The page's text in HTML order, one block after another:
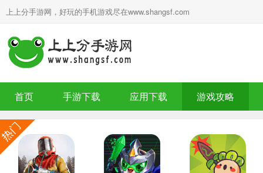
上上分手游网，好玩的手机游戏尽在www.shangsf.com
首页 手游下载 应用下载 游戏攻略